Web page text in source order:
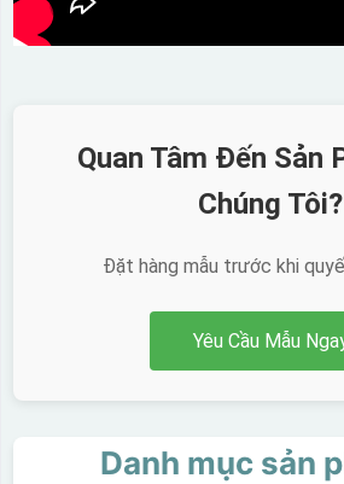
Quan Tâm Đến Sản
Chúng Tôi?
Đặt hàng mẫu trước khi
Yêu Cầu Mẫu
Danh mục sản